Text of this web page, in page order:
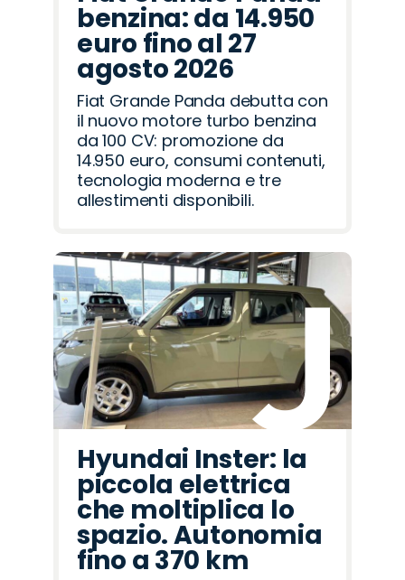
benzina: da 14.950
euro fino al 27
agosto 2026
Fiat Grande Panda debutta con
il nuovo motore turbo benzina
da 100 CV: promozione da
14.950 euro, consumi contenuti,
tecnologia moderna e tre
allestimenti disponibili.
Hyundai Inster: la
piccola elettrica
che moltiplica lo
spazio. Autonomia
fino a 370 km